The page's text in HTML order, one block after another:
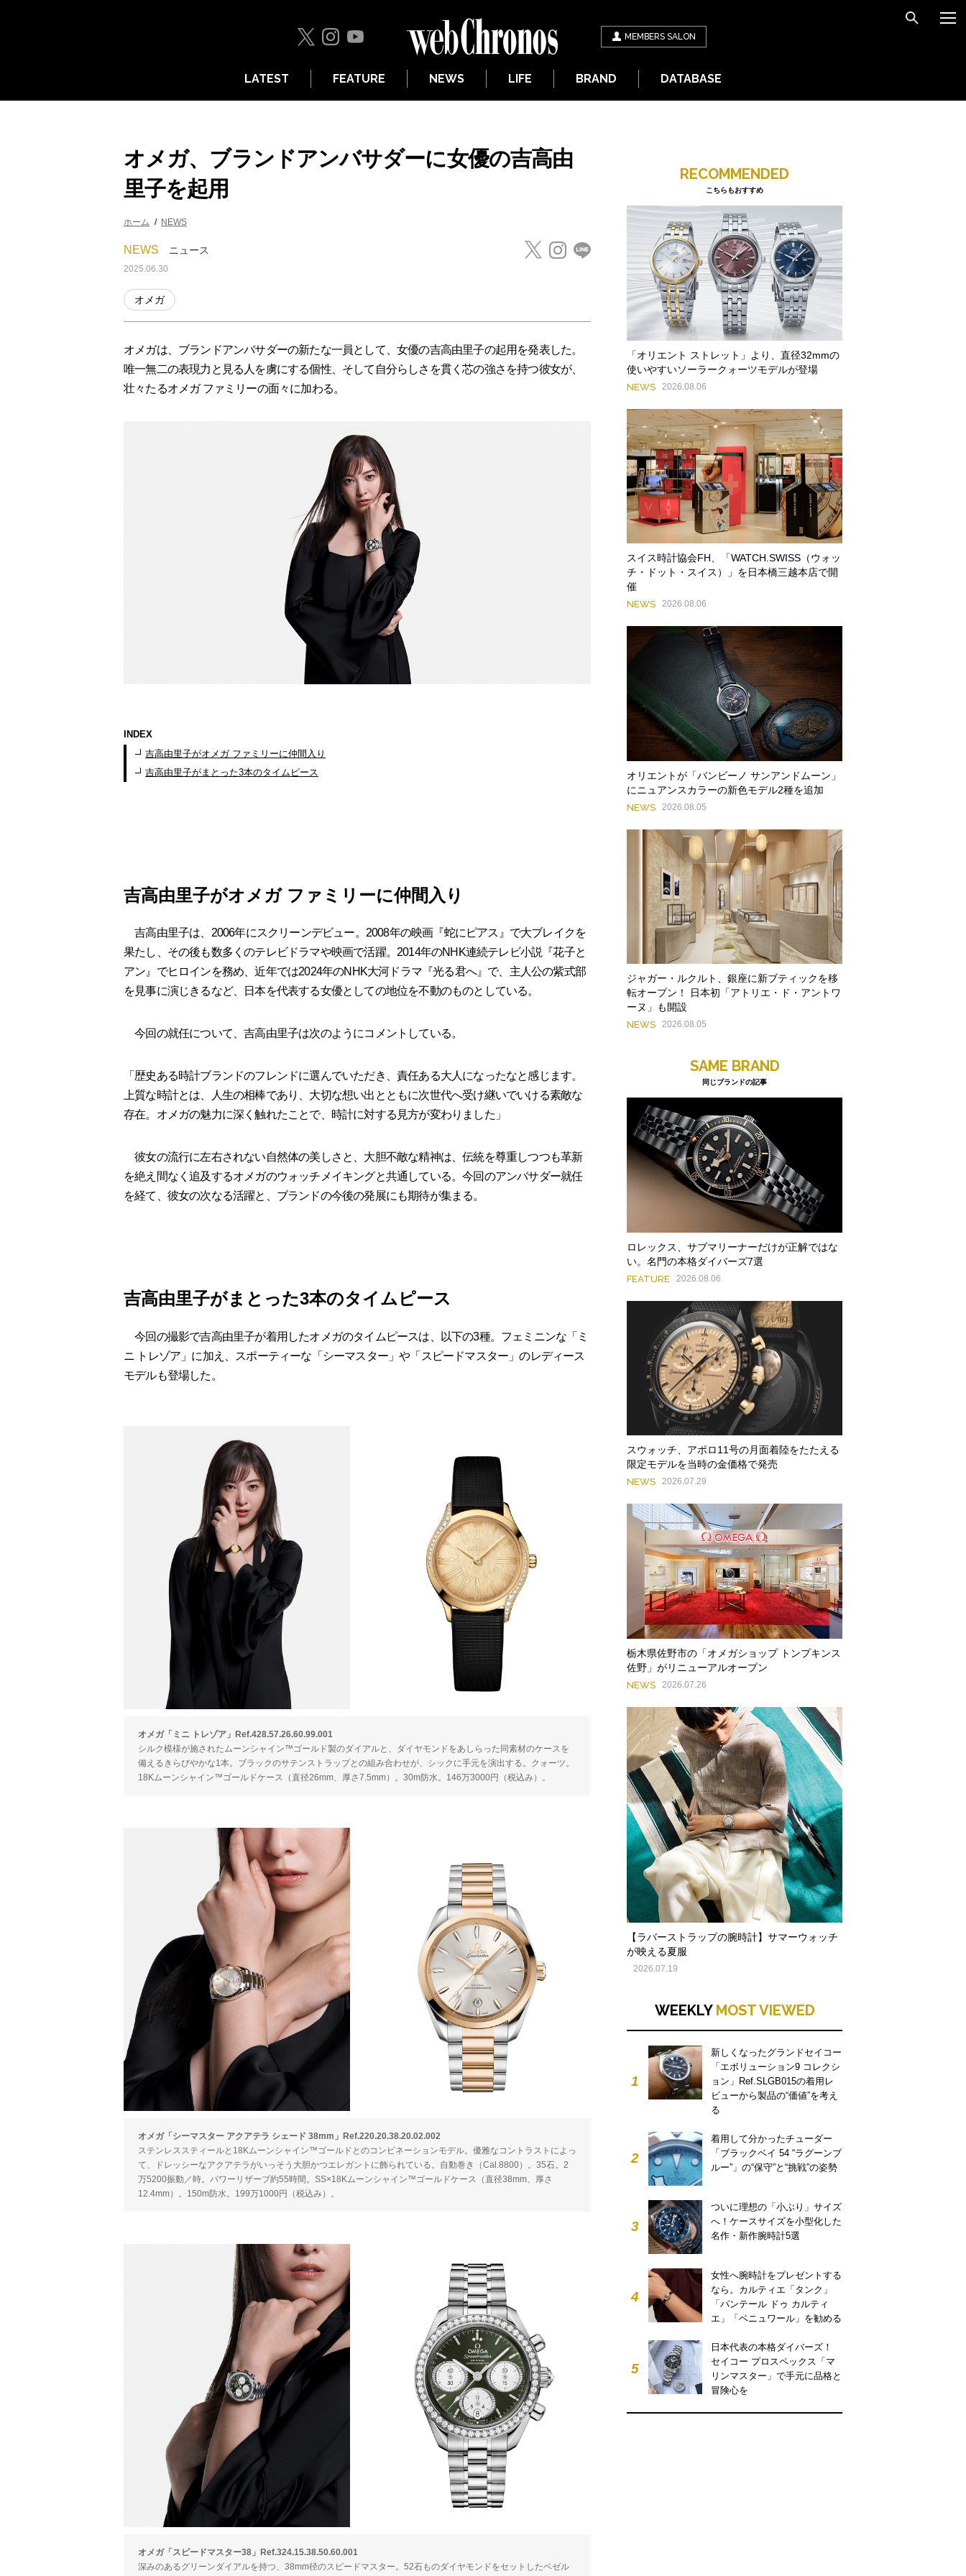
MEMBERS SALON
LATEST FEATURE NEWS LIFE BRAND DATABASE
オメガ、ブランドアンバサダーに女優の吉高由
里子を起用
ホーム NEWS
NEWS ニュース
2025.06.30
オメガ
オメガは、ブランドアンバサダーの新たな一員として、女優の吉高由里子の起用を発表した。
唯一無二の表現力と見る人を虜にする個性、そして自分らしさを貫く芯の強さを持つ彼女が、
壮々たるオメガ ファミリーの面々に加わる。
INDEX
吉高由里子がオメガ ファミリーに仲間入り
吉高由里子がまとった3本のタイムピース
吉高由里子がオメガ ファミリーに仲間入り
吉高由里子は、2006年にスクリーンデビュー。2008年の映画『蛇にピアス』で大ブレイクを
果たし、その後も数多くのテレビドラマや映画で活躍。2014年のNHK連続テレビ小説『花子と
アン』でヒロインを務め、近年では2024年のNHK大河ドラマ『光る君へ』で、主人公の紫式部
を見事に演じきるなど、日本を代表する女優としての地位を不動のものとしている。
今回の就任について、吉高由里子は次のようにコメントしている。
「歴史ある時計ブランドのフレンドに選んでいただき、責任ある大人になったなと感じます。
上質な時計とは、人生の相棒であり、大切な想い出とともに次世代へ受け継いでいける素敵な
存在。オメガの魅力に深く触れたことで、時計に対する見方が変わりました」
彼女の流行に左右されない自然体の美しさと、大胆不敵な精神は、伝統を尊重しつつも革新
を絶え間なく追及するオメガのウォッチメイキングと共通している。今回のアンバサダー就任
を経て、彼女の次なる活躍と、ブランドの今後の発展にも期待が集まる。
吉高由里子がまとった3本のタイムピース
今回の撮影で吉高由里子が着用したオメガのタイムピースは、以下の3種。フェミニンな「ミ
ニ トレゾア」に加え、スポーティーな「シーマスター」や「スピードマスター」のレディース
モデルも登場した。
オメガ「ミニ トレゾア」Ref.428.57.26.60.99.001
シルク模様が施されたムーンシャイン™ゴールド製のダイアルと、ダイヤモンドをあしらった同素材のケースを
備えるきらびやかな1本。ブラックのサテンストラップとの組み合わせが、シックに手元を演出する。クォーツ。
18Kムーンシャイン™ゴールドケース（直径26mm、厚さ7.5mm）。30m防水。146万3000円（税込み）。
オメガ「シーマスター アクアテラ シェード 38mm」Ref.220.20.38.20.02.002
ステンレススティールと18Kムーンシャイン™ゴールドとのコンビネーションモデル。優雅なコントラストによっ
て、ドレッシーなアクアテラがいっそう大胆かつエレガントに飾られている。自動巻き（Cal.8800）。35石。2
万5200振動／時。パワーリザーブ約55時間。SS×18Kムーンシャイン™ゴールドケース（直径38mm、厚さ
12.4mm）。150m防水。199万1000円（税込み）。
オメガ「スピードマスター38」Ref.324.15.38.50.60.001
深みのあるグリーンダイアルを持つ、38mm径のスピードマスター。52石ものダイヤモンドをセットしたベゼル
RECOMMENDED
こちらもおすすめ
「オリエント ストレット」より、直径32mmの
使いやすいソーラークォーツモデルが登場
NEWS 2026.08.06
スイス時計協会FH、「WATCH.SWISS（ウォッ
チ・ドット・スイス）」を日本橋三越本店で開
催
NEWS 2026.08.06
オリエントが「バンビーノ サンアンドムーン」
にニュアンスカラーの新色モデル2種を追加
NEWS 2026.08.05
ジャガー・ルクルト、銀座に新ブティックを移
転オープン！ 日本初「アトリエ・ド・アントワ
ーヌ」も開設
NEWS 2026.08.05
SAME BRAND
同じブランドの記事
ロレックス、サブマリーナーだけが正解ではな
い。名門の本格ダイバーズ7選
FEATURE 2026.08.06
スウォッチ、アポロ11号の月面着陸をたたえる
限定モデルを当時の金価格で発売
NEWS 2026.07.29
栃木県佐野市の「オメガショップ トンプキンス
佐野」がリニューアルオープン
NEWS 2026.07.26
【ラバーストラップの腕時計】サマーウォッチ
が映える夏服
2026.07.19
WEEKLY MOST VIEWED
1
新しくなったグランドセイコー
「エボリューション9 コレクシ
ョン」Ref.SLGB015の着用レ
ビューから製品の“価値”を考え
る
2
着用して分かったチューダー
「ブラックベイ 54 “ラグーンブ
ルー”」の“保守”と“挑戦”の姿勢
3
ついに理想の「小ぶり」サイズ
へ！ケースサイズを小型化した
名作・新作腕時計5選
4
女性へ腕時計をプレゼントする
なら。カルティエ「タンク」
「パンテール ドゥ カルティ
エ」「ベニュワール」を勧める
5
日本代表の本格ダイバーズ！
セイコー プロスペックス「マ
リンマスター」で手元に品格と
冒険心を